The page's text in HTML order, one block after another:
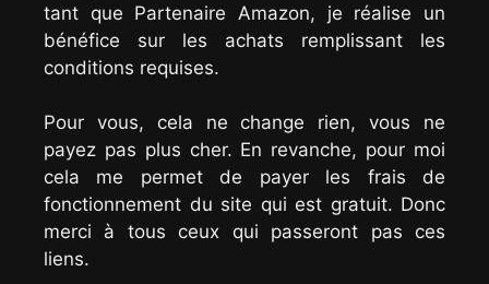
tant que Partenaire Amazon, je réalise un
bénéfice sur les achats remplissant les
conditions requises.
Pour vous, cela ne change rien, vous ne
payez pas plus cher. En revanche, pour moi
cela me permet de payer les frais de
fonctionnement du site qui est gratuit. Donc
merci à tous ceux qui passeront pas ces
liens.